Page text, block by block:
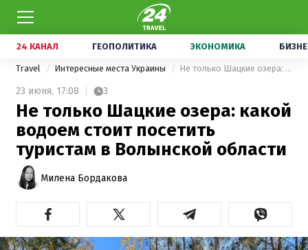
24 КАНАЛ ГЕОПОЛИТИКА ЭКОНОМИКА
Travel Интересные места Украины Не только Шацкие озера: какой водоем стоит посетить туристам в Волынской области
23 июня, 17:08 3
Не только Шацкие озера: какой
водоем стоит посетить
туристам в Волынской области
Милена Бордакова